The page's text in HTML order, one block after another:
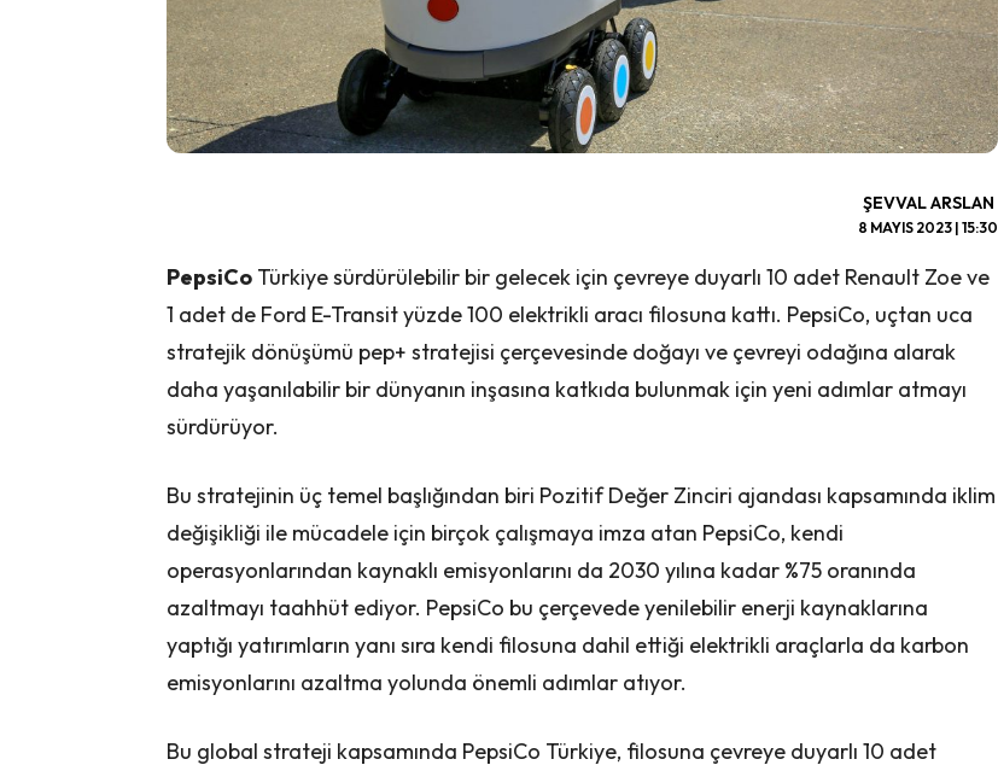
ŞEVVAL ARSLAN
8 MAYIS 2023 | 15:30
PepsiCo Türkiye sürdürülebilir bir gelecek için çevreye duyarlı 10 adet Renault Zoe ve
1 adet de Ford E-Transit yüzde 100 elektrikli aracı filosuna kattı. PepsiCo, uçtan uca
stratejik dönüşümü pep+ stratejisi çerçevesinde doğayı ve çevreyi odağına alarak
daha yaşanılabilir bir dünyanın inşasına katkıda bulunmak için yeni adımlar atmayı
sürdürüyor.
Bu stratejinin üç temel başlığından biri Pozitif Değer Zinciri ajandası kapsamında iklim
değişikliği ile mücadele için birçok çalışmaya imza atan PepsiCo, kendi
operasyonlarından kaynaklı emisyonlarını da 2030 yılına kadar %75 oranında
azaltmayı taahhüt ediyor. PepsiCo bu çerçevede yenilebilir enerji kaynaklarına
yaptığı yatırımların yanı sıra kendi filosuna dahil ettiği elektrikli araçlarla da karbon
emisyonlarını azaltma yolunda önemli adımlar atıyor.
Bu global strateji kapsamında PepsiCo Türkiye, filosuna çevreye duyarlı 10 adet